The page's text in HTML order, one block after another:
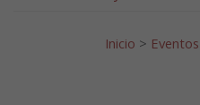
Inicio > Eventos